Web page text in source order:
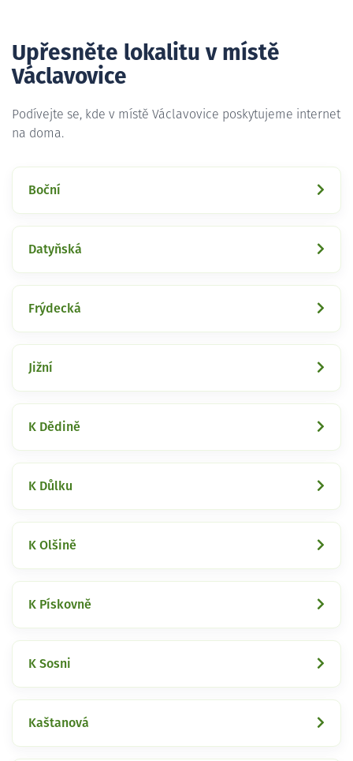
Upřesněte lokalitu v místě
Václavovice
Podívejte se, kde v místě Václavovice poskytujeme internet
na doma.
Boční
Datyňská
Frýdecká
Jižní
K Dědině
K Důlku
K Olšině
K Pískovně
K Sosni
Kaštanová